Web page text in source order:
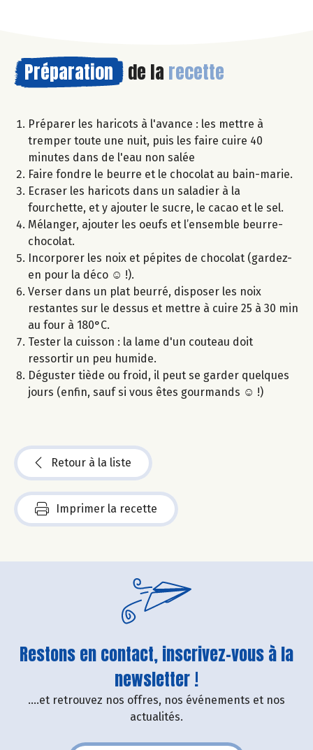
Préparation de la recette
Préparer les haricots à l'avance : les mettre à
tremper toute une nuit, puis les faire cuire 40
minutes dans de l'eau non salée
Faire fondre le beurre et le chocolat au bain-marie.
Ecraser les haricots dans un saladier à la
fourchette, et y ajouter le sucre, le cacao et le sel.
Mélanger, ajouter les oeufs et l’ensemble beurre-
chocolat.
Incorporer les noix et pépites de chocolat (gardez-
en pour la déco ☺ !).
Verser dans un plat beurré, disposer les noix
restantes sur le dessus et mettre à cuire 25 à 30 min
au four à 180°C.
Tester la cuisson : la lame d'un couteau doit
ressortir un peu humide.
Déguster tiède ou froid, il peut se garder quelques
jours (enfin, sauf si vous êtes gourmands ☺ !)
Retour à la liste
Imprimer la recette
Restons en contact, inscrivez-vous à la
newsletter !
....et retrouvez nos offres, nos événements et nos
actualités.